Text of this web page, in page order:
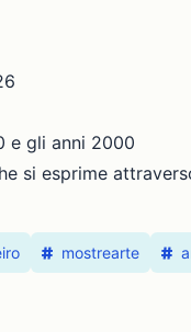
e gli anni 2000
si esprime
mostrearte